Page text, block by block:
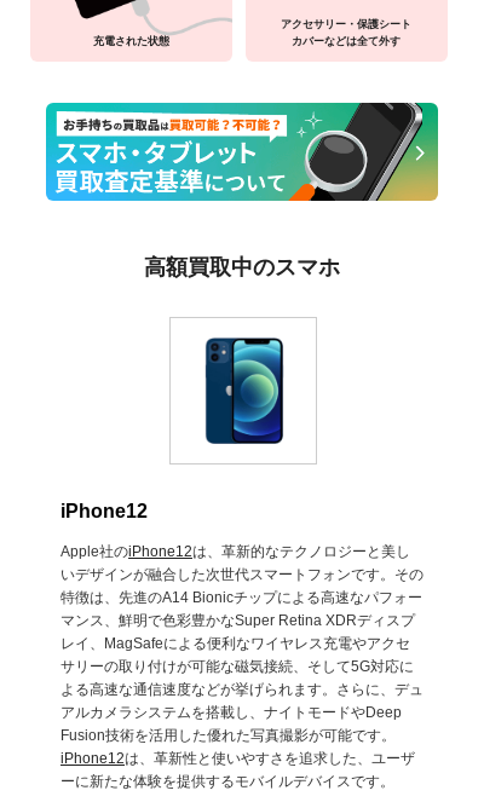
充電された状態
アクセサリー・保護シート
カバーなどは全て外す
高額買取中のスマホ
iPhone12
Apple社のiPhone12は、革新的なテクノロジーと美し
いデザインが融合した次世代スマートフォンです。その
特徴は、先進のA14 Bionicチップによる高速なパフォー
マンス、鮮明で色彩豊かなSuper Retina XDRディスプ
レイ、MagSafeによる便利なワイヤレス充電やアクセ
サリーの取り付けが可能な磁気接続、そして5G対応に
よる高速な通信速度などが挙げられます。さらに、デュ
アルカメラシステムを搭載し、ナイトモードやDeep
Fusion技術を活用した優れた写真撮影が可能です。
iPhone12は、革新性と使いやすさを追求した、ユーザ
ーに新たな体験を提供するモバイルデバイスです。